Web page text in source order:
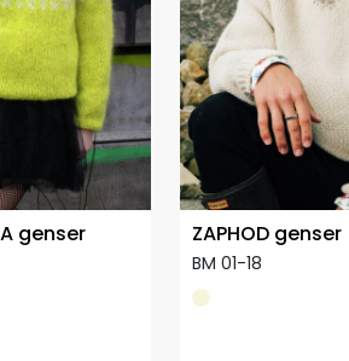
genser
ZAPHOD genser
BM 01-18